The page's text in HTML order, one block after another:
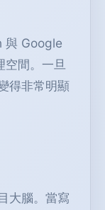
與 Google
間。一旦
得非常明顯
大腦。當寫